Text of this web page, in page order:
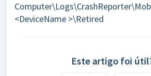
<DeviceName >\Retired
Este artigo foi